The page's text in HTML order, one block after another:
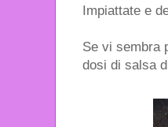
Impiattate e
Se vi sembra
dosi di salsa